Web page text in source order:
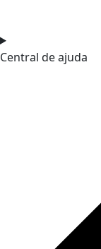
Central de ajuda